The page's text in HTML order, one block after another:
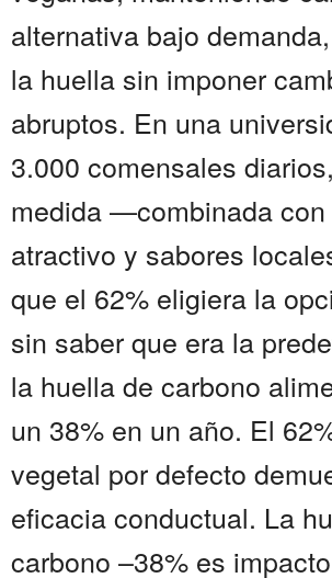
alternativa bajo
la huella sin imponer
abruptos. En una
3.000 comensales
medida —combinada con
atractivo y sabores
que el 62% eligiera la
sin saber que era la
la huella de carbono
un 38% en un año. El
vegetal por defecto
eficacia conductual. La
carbono –38% es